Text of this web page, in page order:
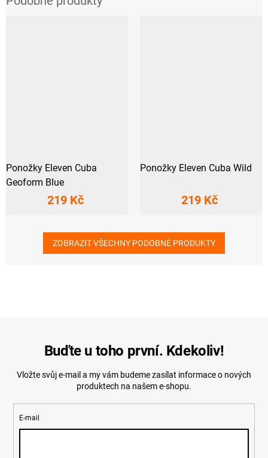
Ponožky Eleven Cuba
Geoform Blue
219 Kč
Ponožky Eleven Cuba Wild
219 Kč
ZOBRAZIT VŠECHNY PODOBNÉ PRODUKTY
Buďte u toho první. Kdekoliv!
Vložte svůj e-mail a my vám budeme zasílat informace o nových
produktech na našem e-shopu.
E-mail